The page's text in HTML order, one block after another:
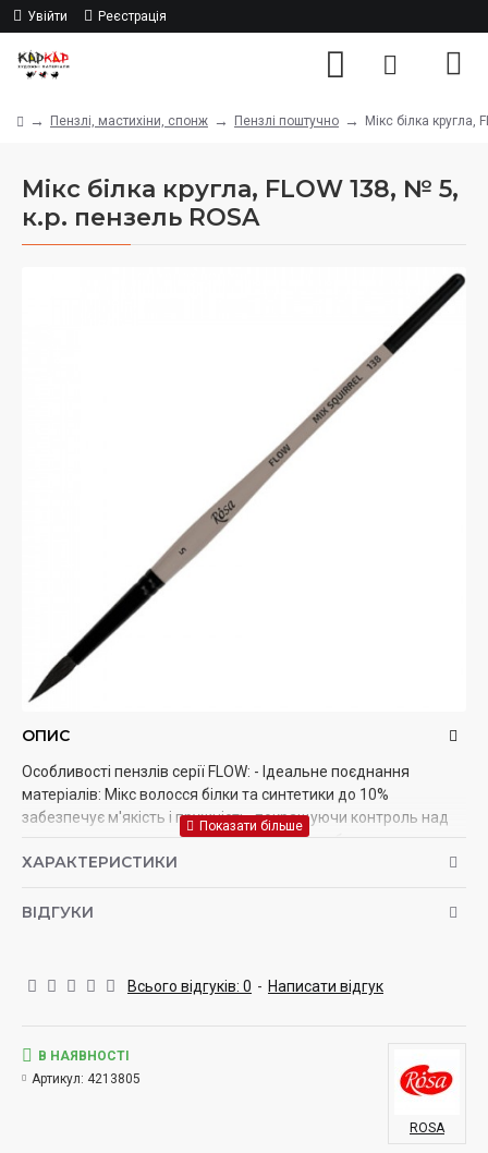
Увійти Реєстрація
Пензлі, мастихіни, спонж Пензлі поштучно Мікс білка кругла,
Мікс білка кругла, FLOW 138, № 5,
к.р. пензель ROSA
ОПИС
Особливості пензлів серії FLOW: - Ідеальне поєднання
матеріалів: Мікс волосся білки та синтетики до 10%
забезпечує м'якість і пружність, покращуючи контроль над
пензлем та продовжуючи його термін служби. -
Універсальність: Щітки підходять як для широких заливок,
прожилки листя або шерсть тварин. - Висока керованість:
розміри: Різноманітність доступних розмірів від 0 до 6 дає
можливість вибрати ідеальний пензель для будь-якого
FLOW спеціально розроблена для тих, хто цінує якість та
довговічність. Підходять для всіх технік акварелі, ці пензлі
допомагають відбивати неповторний стиль та авторські
ХАРАКТЕРИСТИКИ
ВІДГУКИ
Всього відгуків: 0 - Написати відгук
В НАЯВНОСТІ
Артикул: 4213805
ROSA